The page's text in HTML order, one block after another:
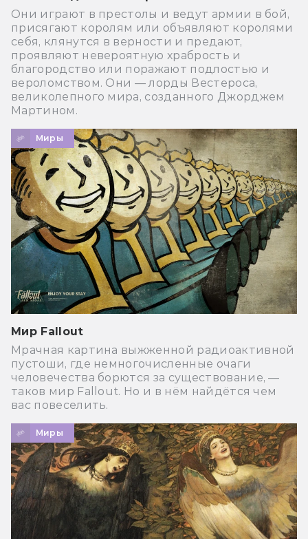
Они играют в престолы и ведут армии в бой,
присягают королям или объявляют королями
себя, клянутся в верности и предают,
проявляют невероятную храбрость и
благородство или поражают подлостью и
вероломством. Они — лорды Вестероса,
великолепного мира, созданного Джорджем
Мартином.
Миры
Мир Fallout
Мрачная картина выжженной радиоактивной
пустоши, где немногочисленные очаги
человечества борются за существование, —
таков мир Fallout. Но и в нём найдётся чем
вас повеселить.
Миры